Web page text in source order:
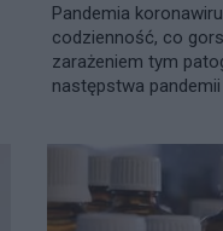
Pandemia
codzienność, co
zarażeniem tym
następstwa